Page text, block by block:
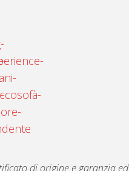
di origine e garanzia ed